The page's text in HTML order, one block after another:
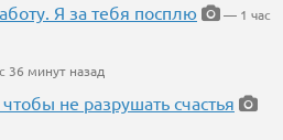
Я за тебя посплю
— 1 час
36 минут назад
не разрушать счастья